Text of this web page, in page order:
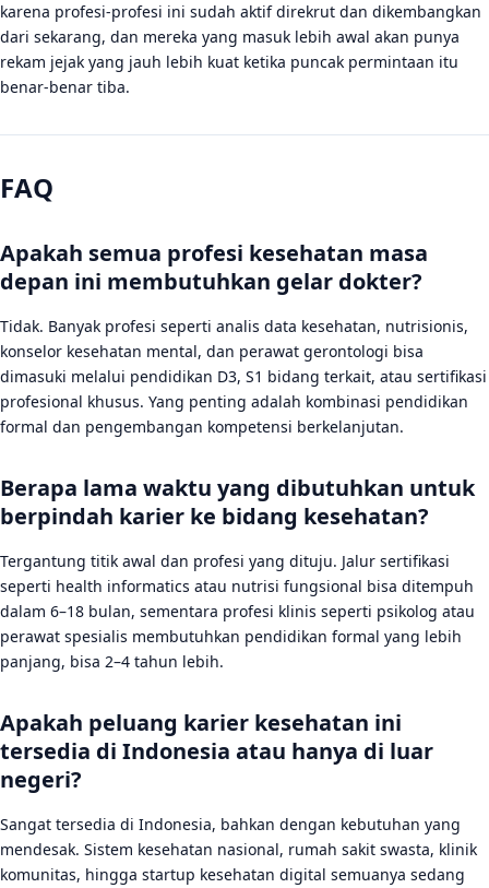
karena profesi-profesi ini sudah aktif direkrut dan dikembangkan
dari sekarang, dan mereka yang masuk lebih awal akan punya
rekam jejak yang jauh lebih kuat ketika puncak permintaan itu
benar-benar tiba.
FAQ
Apakah semua profesi kesehatan masa
depan ini membutuhkan gelar dokter?
Tidak. Banyak profesi seperti analis data kesehatan, nutrisionis,
konselor kesehatan mental, dan perawat gerontologi bisa
dimasuki melalui pendidikan D3, S1 bidang terkait, atau sertifikasi
profesional khusus. Yang penting adalah kombinasi pendidikan
formal dan pengembangan kompetensi berkelanjutan.
Berapa lama waktu yang dibutuhkan untuk
berpindah karier ke bidang kesehatan?
Tergantung titik awal dan profesi yang dituju. Jalur sertifikasi
seperti health informatics atau nutrisi fungsional bisa ditempuh
dalam 6–18 bulan, sementara profesi klinis seperti psikolog atau
perawat spesialis membutuhkan pendidikan formal yang lebih
panjang, bisa 2–4 tahun lebih.
Apakah peluang karier kesehatan ini
tersedia di Indonesia atau hanya di luar
negeri?
Sangat tersedia di Indonesia, bahkan dengan kebutuhan yang
mendesak. Sistem kesehatan nasional, rumah sakit swasta, klinik
komunitas, hingga startup kesehatan digital semuanya sedang